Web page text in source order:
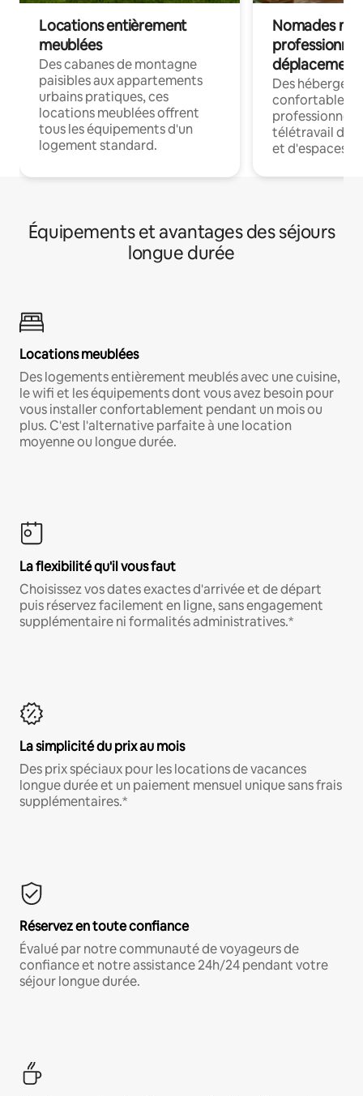
Locations entièrement
meublées
Des cabanes de montagne
paisibles aux appartements
urbains pratiques, ces
locations meublées offrent
tous les équipements d'un
logement standard.
Nomades
déplacement
Des
confortables
professionnels
télétravail
et d'espaces
Équipements et avantages des séjours
longue durée
Locations meublées
Des logements entièrement meublés avec une cuisine,
le wifi et les équipements dont vous avez besoin pour
vous installer confortablement pendant un mois ou
plus. C'est l'alternative parfaite à une location
moyenne ou longue durée.
La flexibilité qu'il vous faut
Choisissez vos dates exactes d'arrivée et de départ
puis réservez facilement en ligne, sans engagement
supplémentaire ni formalités administratives.*
La simplicité du prix au mois
Des prix spéciaux pour les locations de vacances
longue durée et un paiement mensuel unique sans frais
supplémentaires.*
Réservez en toute confiance
Évalué par notre communauté de voyageurs de
confiance et notre assistance 24h/24 pendant votre
séjour longue durée.